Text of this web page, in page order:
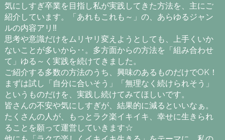
気にしすぎ卒業を目指し私が実践してきた方法を、主にご
紹介しています。「あれもこれも～」の、あらゆるジャン
ルの内容アリ‼
思考や意識だけをムリヤリ変えようとしても、上手くいか
ないことが多いから‥。多方面からの方法を「組み合わせ
て」ゆる～く実践を続けてきました。
ご紹介する多数の方法のうち、興味のあるものだけでOK！
まずは試し「自分に合いそう」「無理なく続けられそう」
というものだけを、実践し続けてみてほしいです。
皆さんの不安や気にしすぎが、結果的に減るといいなぁ。
たくさんの人が、もっとラク楽イキイキ、幸せに生きられ
ることを願って運営していきます☆